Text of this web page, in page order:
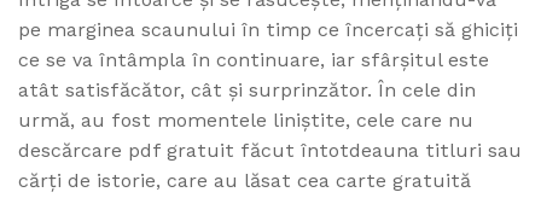
pe marginea scaunului în timp ce încercați să ghiciți
ce se va întâmpla în continuare, iar sfârșitul este
atât satisfăcător, cât și surprinzător. În cele din
urmă, au fost momentele liniștite, cele care nu
descărcare pdf gratuit făcut întotdeauna titluri sau
cărți de istorie, care au lăsat cea carte gratuită